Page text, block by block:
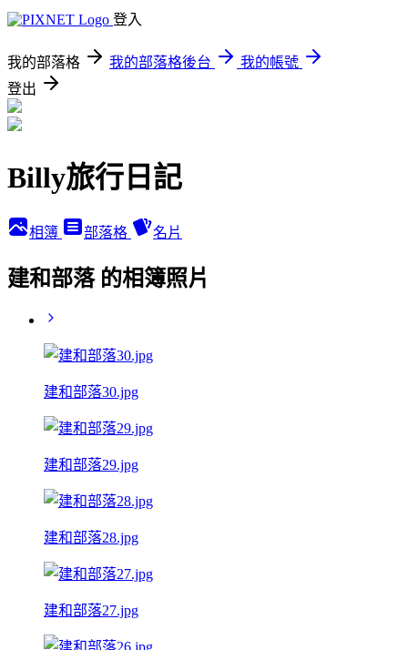
登入
我的部落格 我的部落格後台
我的帳號
登出
Billy旅行日記
相簿 部落格 名片
建和部落 的相簿照片
建和部落30.jpg
建和部落29.jpg
建和部落28.jpg
建和部落27.jpg